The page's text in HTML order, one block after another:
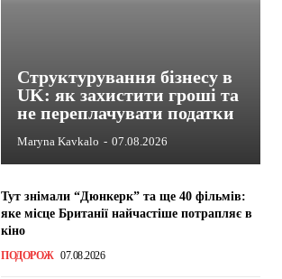
Структурування бізнесу в
UK: як захистити гроші та
не переплачувати податки
Maryna Kavkalo - 07.08.2026
Тут знімали “Дюнкерк” та ще 40 фільмів:
яке місце Британії найчастіше потрапляє в
кіно
ПОДОРОЖ 07.08.2026